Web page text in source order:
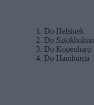
Do Helsinek
Do Sztokholmu
Do Kopenhagi
Do Hamburga